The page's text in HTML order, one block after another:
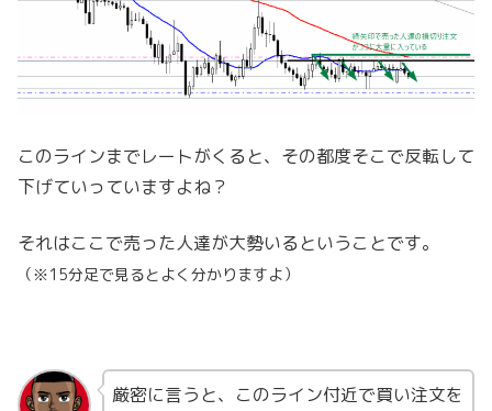
このラインまでレートがくると、その都度そこで反転して
下げていっていますよね？
それはここで売った人達が大勢いるということです。
（※15分足で見るとよく分かりますよ）
厳密に言うと、このライン付近で買い注文を